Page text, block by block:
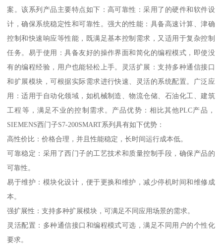
案。该系列产品主要特点如下：高可靠性：采用了的硬件和软件设
计，确保系统稳定性和可靠性。强大的性能：具备高速计算、津确
控制和快速响应等性能，既满足基本控制需求，又适用于复杂控制
任务。易于使用：具备友好的操作界面和简化的编程模式，即使没
有的编程经验，用户也能轻松上手。灵活扩展：支持多种通信接口
和扩展模块，可根据实际需求进行快速、灵活的系统配置。广泛应
用：适用于自动化领域，如机械制造、物流仓储、石油化工、建筑
工程等，满足不业的控制需求。产品优势：相比其他PLC产品，
SIEMENS西门子S7-200SMART系列具有如下优势：
高性价比：价格合理，并且性能稳定，长时间运行成本低。
可靠稳定：采用了西门子的工艺技术和质量控制手段，确保产品的
可靠性。
易于维护：模块化设计，便于更换和维护，减少停机时间和维修成
本。
强扩展性：支持多种扩展模块，可满足不同应用场景的需求。
灵活配置：多种通信接口和编程模式可选，满足不同用户的个性化
要求。